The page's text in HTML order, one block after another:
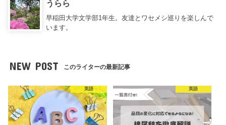
うらら
早稲田大学文学部1年生。友達とワセメシ巡りを楽しんで
います。
NEW POST このライターの最新記事
英語 英語